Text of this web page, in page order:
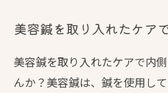
美容鍼を取り入れたケア
美容鍼を取り入れたケアで内
んか？美容鍼は、鍼を使用し